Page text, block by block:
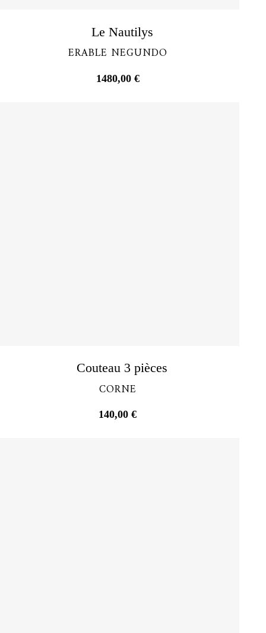
Le Nautilys
ERABLE NEGUNDO
1480,00 €
Couteau 3 pièces
CORNE
140,00€